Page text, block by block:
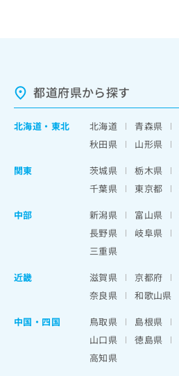
都道府県から探す
北海道 ・ 東北 北海道 青森県
秋田県
山形県
関東
茨城県 栃木県
千葉県
東京都
中部
新潟県 富山県
長野県
岐阜県
三重県
近畿
滋賀県 京都府
奈良県
和歌山県
中国・四国
鳥取県 島根県
山口県
徳島県
高知県